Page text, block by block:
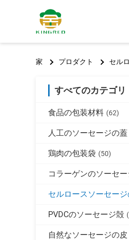
家 プロダクト セル
すべてのカテゴリ
食品の包装材料 (62)
人工のソーセージの蓋
鶏肉の包装袋 (50)
コラーゲンのソーセ
セルロースソーセー
PVDCのソーセージ殻
自然なソーセージの皮